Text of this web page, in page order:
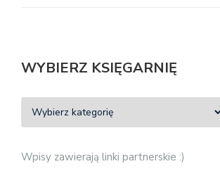
WYBIERZ KSIĘGARNIĘ
Wpisy zawierają linki partnerskie :)